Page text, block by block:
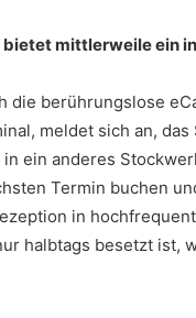
bietet mittlerweile ein
die berührungslose
meldet sich an,
ein anderes
Termin buchen
in
halbtags besetzt ist,